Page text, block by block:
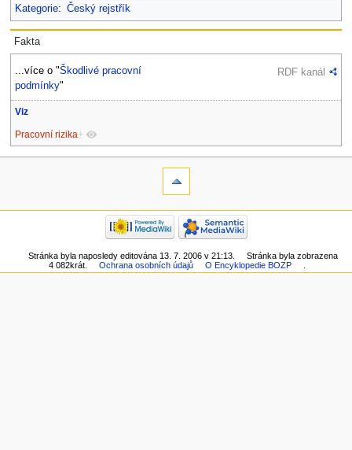
Kategorie: Český rejstřík
Fakta
...více o "Škodlivé pracovní
podmínky"
RDF kanál
Viz
Pracovní rizika+
Stránka byla naposledy editována 13. 7. 2006 v 21:13.
Stránka byla zobrazena
4 082krát.
Ochrana osobních údajů O Encyklopedie BOZP